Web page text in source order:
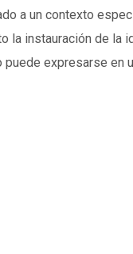
a un contexto
la instauración de
expresarse